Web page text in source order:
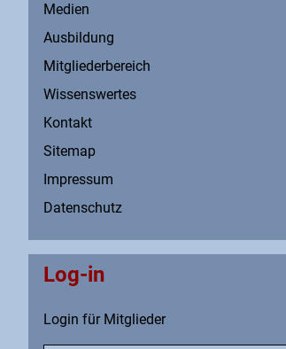
Medien
Ausbildung
Mitgliederbereich
Wissenswertes
Kontakt
Sitemap
Impressum
Datenschutz
Log-in
Login für Mitglieder